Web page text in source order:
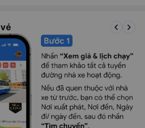
keyboard_arrow_left keyboard_arrow_right